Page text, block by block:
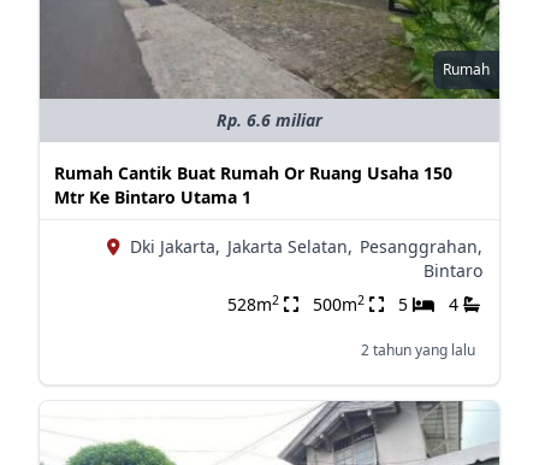
Rumah
Rp. 6.6 miliar
Rumah Cantik Buat Rumah Or Ruang Usaha 150
Mtr Ke Bintaro Utama 1
Dki Jakarta, Jakarta Selatan, Pesanggrahan,
Bintaro
528m2 500m2 5 4
2 tahun yang lalu